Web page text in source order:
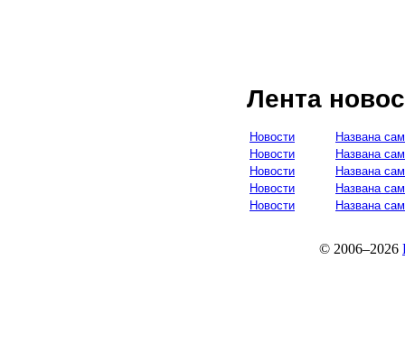
Лента
Новости
Названа
Новости
Названа
Новости
Названа
Новости
Названа
Новости
Названа
© 2006–2026